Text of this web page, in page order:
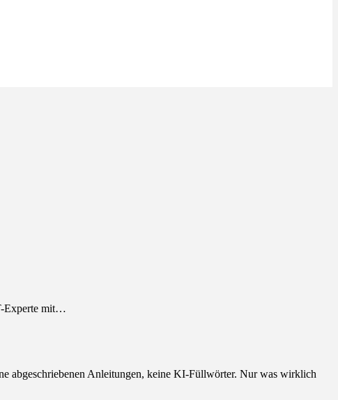
Experte mit…
abgeschriebenen Anleitungen, keine KI-Füllwörter. Nur was wirklich